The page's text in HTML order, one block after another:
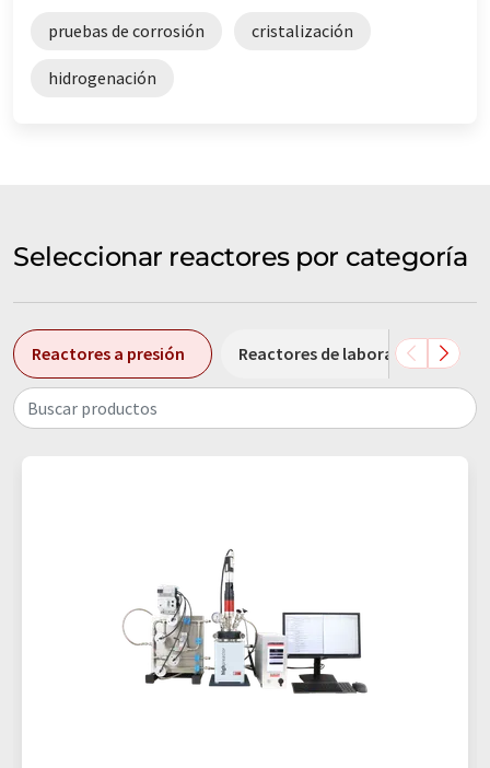
pruebas de corrosión cristalización
hidrogenación
Seleccionar reactores por categoría
Reactores a presión Reactores de laboratorio
Buscar productos